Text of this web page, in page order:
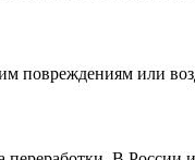
повреждениям или